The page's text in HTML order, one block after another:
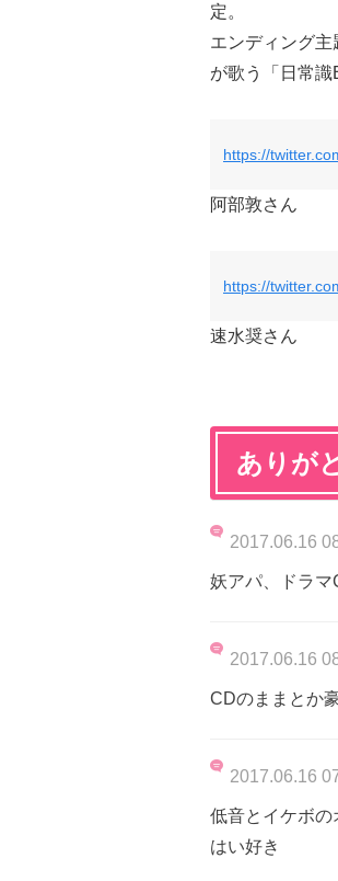
定。
エンディング主
が歌う「日常識
https://
阿部敦さん
https://
速水奨さん
ありが
2017.06.16
妖アパ、ドラマ
2017.06.16
CDのままとか
2017.06.16
低音とイケボの
はい好き